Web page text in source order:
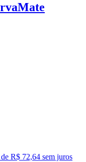
R$ 72,64 sem juros